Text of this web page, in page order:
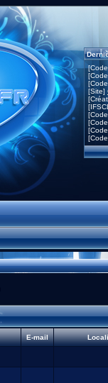
[Site]
E-mail